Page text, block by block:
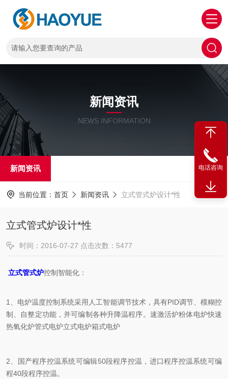
新闻资讯
NEWS INFORMATION
新闻资讯
当前位置： 首页 新闻资讯 立式管式炉设计*性
立式管式炉设计*性
时间：2016-07-27 点击次数：5477
立式管式炉控制智能化：
1、电炉温度控制系统采用人工智能调节技术，具有PID调节、模糊控
制、自整定功能，并可编制各种升降温程序。速激活炉粉体电炉快速
热氧化炉管式电炉立式电炉箱式电炉
2、国产程序控温系统可编辑50段程序控温，进口程序控温系统可编
程40段程序控温。
电话咨询